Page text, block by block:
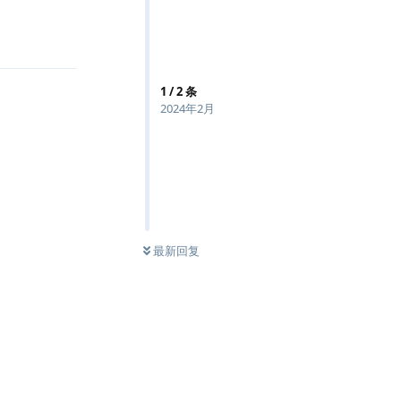
1 /2条
2024年2月
最新回复